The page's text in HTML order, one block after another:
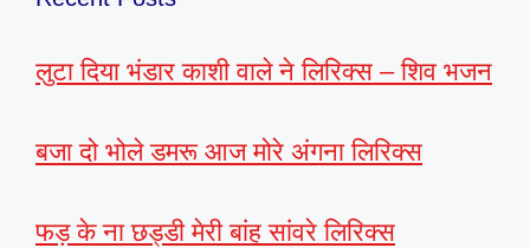
लुटा दिया भंडार काशी वाले ने लिरिक्स – शिव भजन
बजा दो भोले डमरू आज मोरे अंगना लिरिक्स
फड़ के ना छड्डी मेरी बांह सांवरे लिरिक्स